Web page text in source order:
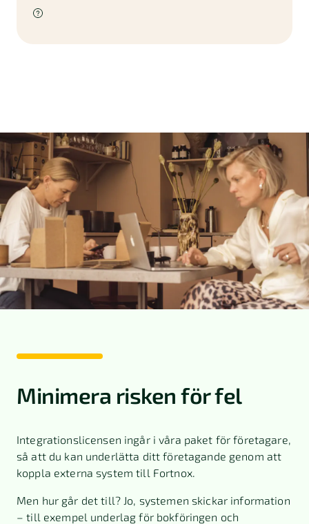
Minimera risken för fel
Integrationslicensen ingår i våra paket för företagare,
så att du kan underlätta ditt företagande genom att
koppla externa system till Fortnox.
Men hur går det till? Jo, systemen skickar information
– till exempel underlag för bokföringen och